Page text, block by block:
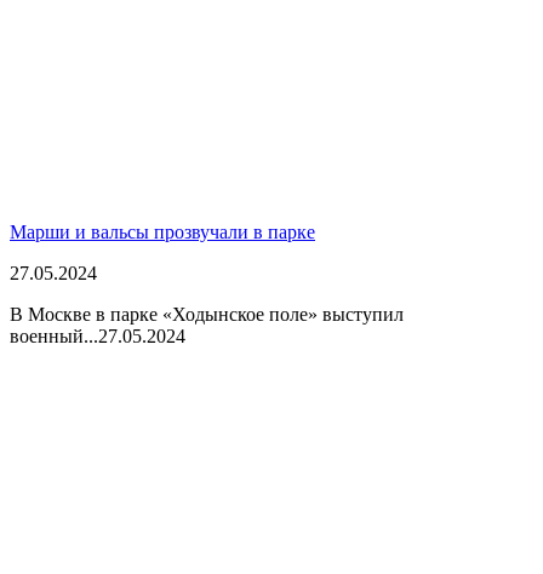
Марши и вальсы прозвучали в парке
27.05.2024
В Москве в парке «Ходынское поле» выступил
военный...27.05.2024